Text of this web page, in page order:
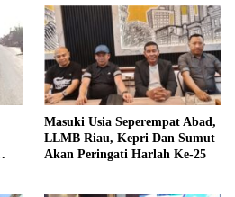
Masuki Usia Seperempat Abad,
LLMB Riau, Kepri Dan Sumut
Akan Peringati Harlah Ke-25